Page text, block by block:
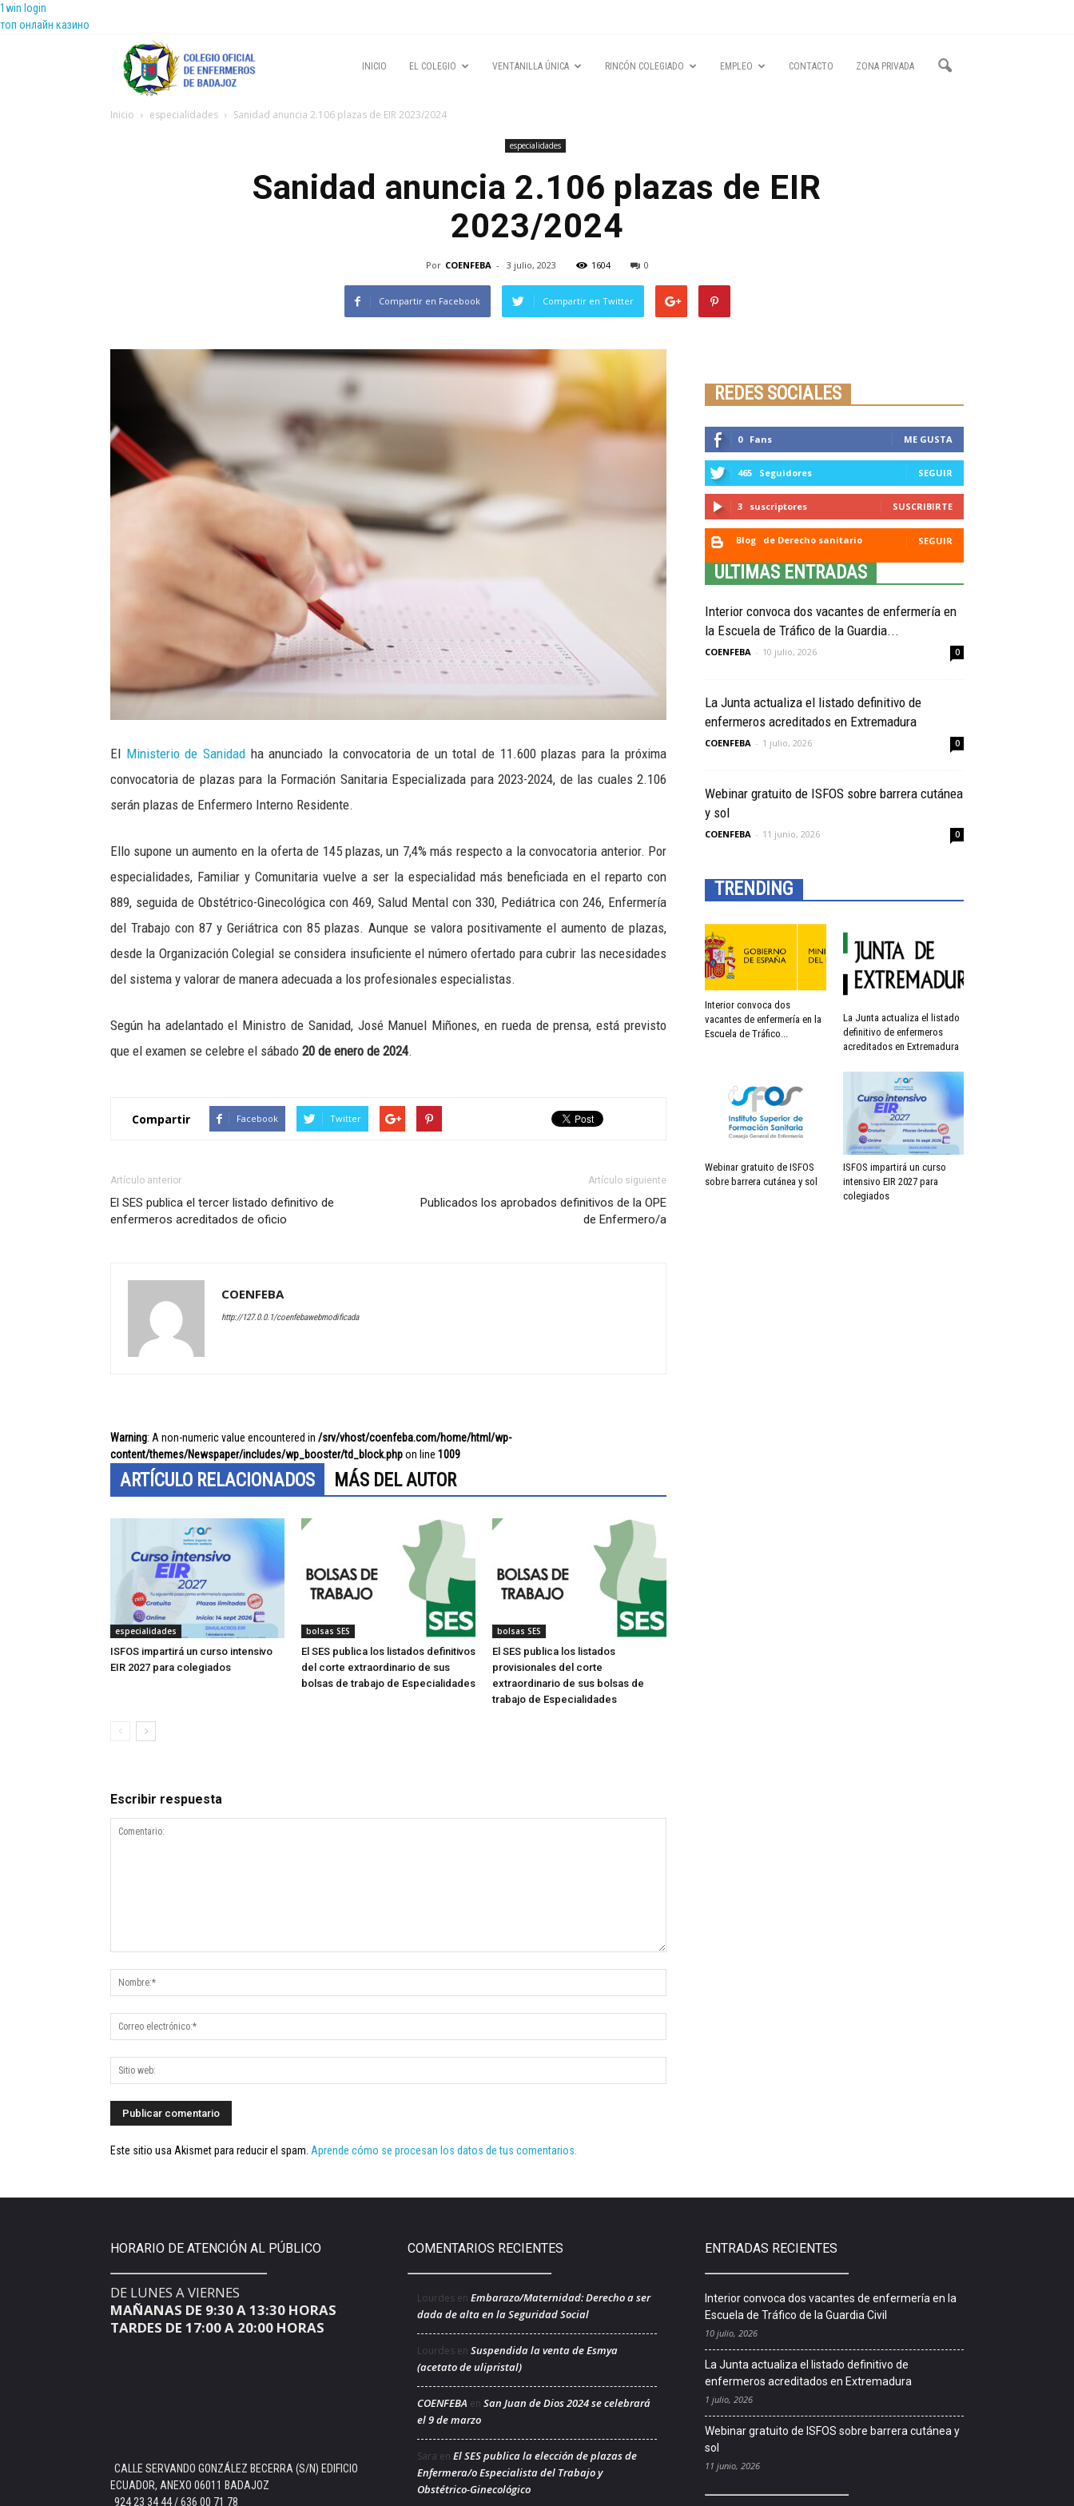
1win login
топ онлайн казино
INICIO EL COLEGIO VENTANILLA ÚNICA RINCÓN COLEGIADO EMPLEO CONTACTO ZONA PRIVADA
Inicio especialidades Sanidad anuncia 2.106 plazas de EIR 2023/2024
especialidades
Sanidad anuncia 2.106 plazas de EIR
2023/2024
Por COENFEBA - 3 julio, 2023 1604 0
Compartir en Facebook Compartir en Twitter
El Ministerio de Sanidadha anunciado la convocatoria de un total de 11.600 plazas para la próxima
convocatoria de plazas para la Formación Sanitaria Especializada para 2023-2024, de las cuales 2.106
serán plazas de Enfermero Interno Residente.
Ello supone un aumento en la oferta de 145 plazas, un 7,4% más respecto a la convocatoria anterior. Por
especialidades, Familiar y Comunitaria vuelve a ser la especialidad más beneficiada en el reparto con
889, seguida de Obstétrico-Ginecológica con 469, Salud Mental con 330, Pediátrica con 246, Enfermería
del Trabajo con 87 y Geriátrica con 85 plazas. Aunque se valora positivamente el aumento de plazas,
desde la Organización Colegial se considera insuficiente el número ofertado para cubrir las necesidades
del sistema y valorar de manera adecuada a los profesionales especialistas.
Según ha adelantado el Ministro de Sanidad, José Manuel Miñones, en rueda de prensa, está previsto
que el examen se celebre el sábado 20 de enero de 2024.
Compartir Facebook Twitter
Artículo anterior
El SES publica el tercer listado definitivo de
enfermeros acreditados de oficio
Artículo siguiente
Publicados los aprobados definitivos de la OPE
de Enfermero/a
COENFEBA
http://127.0.0.1/coenfebawebmodificada
Warning: A non-numeric value encountered in /srv/vhost/coenfeba.com/home/html/wp-
content/themes/Newspaper/includes/wp_booster/td_block.phpon line 1009
ARTÍCULO RELACIONADOS MÁS DEL AUTOR
especialidades
ISFOS impartirá un curso intensivo
EIR 2027 para colegiados
bolsas SES
El SES publica los listados definitivos
del corte extraordinario de sus
bolsas de trabajo de Especialidades
bolsas SES
El SES publica los listados
provisionales del corte
extraordinario de sus bolsas de
trabajo de Especialidades
Escribir respuesta
Este sitio usa Akismet para reducir el spam. Aprende cómo se procesan los datos de tus comentarios.
REDES SOCIALES
0 Fans ME GUSTA
465 Seguidores SEGUIR
3 suscriptores SUSCRIBIRTE
Blog de Derecho sanitario SEGUIR
ULTIMAS ENTRADAS
Interior convoca dos vacantes de enfermería en
la Escuela de Tráfico de la Guardia...
COENFEBA - 10 julio, 2026 0
La Junta actualiza el listado definitivo de
enfermeros acreditados en Extremadura
COENFEBA - 1 julio, 2026 0
Webinar gratuito de ISFOS sobre barrera cutánea
y sol
COENFEBA - 11 junio, 2026 0
TRENDING
Interior convoca dos
vacantes de enfermería en la
Escuela de Tráfico...
La Junta actualiza el listado
definitivo de enfermeros
acreditados en Extremadura
Webinar gratuito de ISFOS
sobre barrera cutánea y sol
ISFOS impartirá un curso
intensivo EIR 2027 para
colegiados
HORARIO DE ATENCIÓN AL PÚBLICO
DE LUNES A VIERNES
MAÑANAS DE 9:30 A 13:30 HORAS
TARDES DE 17:00 A 20:00 HORAS
CALLE SERVANDO GONZÁLEZ BECERRA (S/N) EDIFICIO
ECUADOR, ANEXO 06011 BADAJOZ
924 23 34 44 / 636 00 71 78
COMENTARIOS RECIENTES
Lourdes en Embarazo/Maternidad: Derecho a ser
dada de alta en la Seguridad Social
Lourdes en Suspendida la venta de Esmya
(acetato de ulipristal)
COENFEBA en San Juan de Dios 2024 se celebrará
el 9 de marzo
Sara en El SES publica la elección de plazas de
Enfermera/o Especialista del Trabajo y
Obstétrico-Ginecológico
ENTRADAS RECIENTES
Interior convoca dos vacantes de enfermería en la
Escuela de Tráfico de la Guardia Civil
10 julio, 2026
La Junta actualiza el listado definitivo de
enfermeros acreditados en Extremadura
1 julio, 2026
Webinar gratuito de ISFOS sobre barrera cutánea y
sol
11 junio, 2026